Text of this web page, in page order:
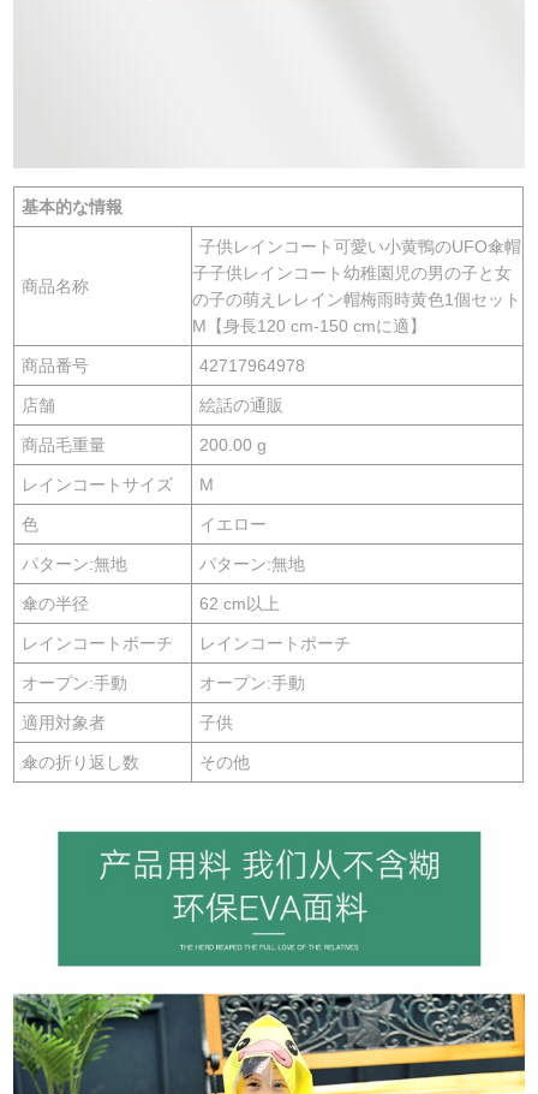
基本的な情報
商品名称
子供レインコート可愛い小黄鴨のUFO傘帽
子子供レインコート幼稚園児の男の子と女
の子の萌えレレイン帽梅雨時黄色1個セット
M【身長120 cm-150 cmに適】
商品番号 42717964978
店舗 絵話の通販
商品毛重量 200.00 g
レインコートサイズ M
色 イエロー
パターン:無地 パターン:無地
傘の半径 62 cm以上
レインコートポーチ レインコートポーチ
オープン:手動 オープン:手動
適用対象者 子供
傘の折り返し数 その他